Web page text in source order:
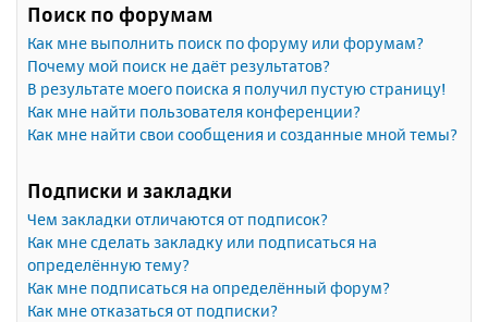
Поиск по форумам
Как мне выполнить поиск по форуму или форумам?
Почему мой поиск не даёт результатов?
В результате моего поиска я получил пустую страницу!
Как мне найти пользователя конференции?
Как мне найти свои сообщения и созданные мной темы?
Подписки и закладки
Чем закладки отличаются от подписок?
Как мне сделать закладку или подписаться на
определённую тему?
Как мне подписаться на определённый форум?
Как мне отказаться от подписки?